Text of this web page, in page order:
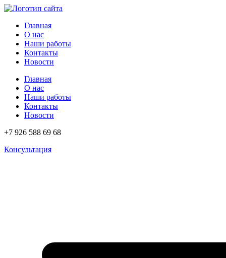
Перейти
содержимому
Главная
О нас
Наши работы
Контакты
Новости
Главная
О нас
Наши работы
Контакты
Новости
+7 926 588 69 68
Консультация